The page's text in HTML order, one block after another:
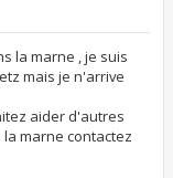
la marne , je suis
mais je n'arrive
aider d'autres
marne contactez